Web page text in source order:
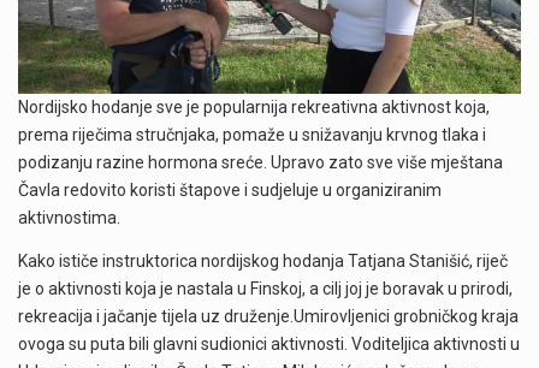
Nordijsko hodanje sve je popularnija rekreativna aktivnost koja,
prema riječima stručnjaka, pomaže u snižavanju krvnog tlaka i
podizanju razine hormona sreće. Upravo zato sve više mještana
Čavla redovito koristi štapove i sudjeluje u organiziranim
aktivnostima.
Kako ističe instruktorica nordijskog hodanja Tatjana Stanišić, riječ
je o aktivnosti koja je nastala u Finskoj, a cilj joj je boravak u prirodi,
rekreacija i jačanje tijela uz druženje.Umirovljenici grobničkog kraja
ovoga su puta bili glavni sudionici aktivnosti. Voditeljica aktivnosti u